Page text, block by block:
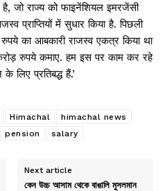
है, जो राज्य को फाइनेंशियल इमरजेंसी
प्राप्तियों में सुधार किया है. पिछली
का आबकारी राजस्व एकत्र किया था
रुपये कमाए. हम इस पर काम कर रहे
लिए प्रतिबद्ध हैं.’
Himachal
himachal news
pension salary
Next article
কেন উচ্চ আসাম থেকে বাঙালি মুসলমান